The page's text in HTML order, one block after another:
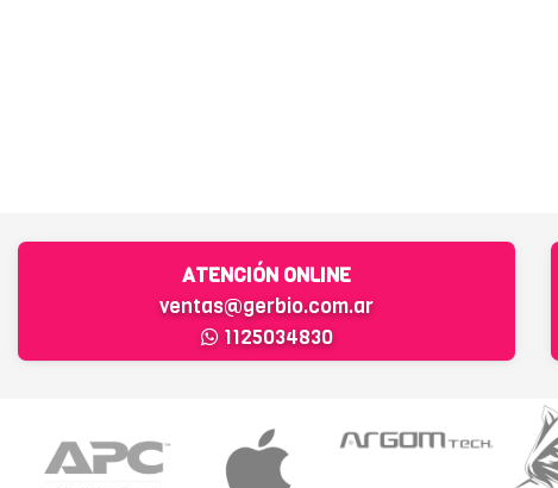
ATENCIÓN ONLINE
ventas@gerbio.com.ar
1125034830